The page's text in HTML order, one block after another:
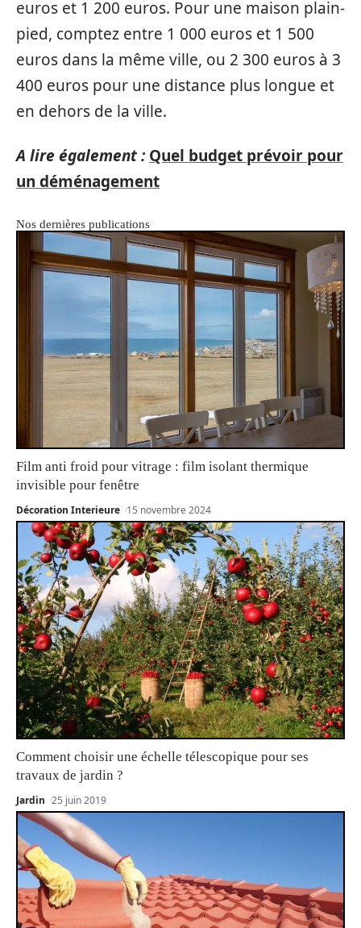
euros et 1 200 euros. Pour une maison plain-
pied, comptez entre 1 000 euros et 1 500
euros dans la même ville, ou 2 300 euros à 3
400 euros pour une distance plus longue et
en dehors de la ville.
A lire également : Quel budget prévoir pour
un déménagement
Nos dernières publications
Film anti froid pour vitrage : film isolant thermique
invisible pour fenêtre
Décoration Interieure 15 novembre 2024
Comment choisir une échelle télescopique pour ses
travaux de jardin ?
Jardin 25 juin 2019